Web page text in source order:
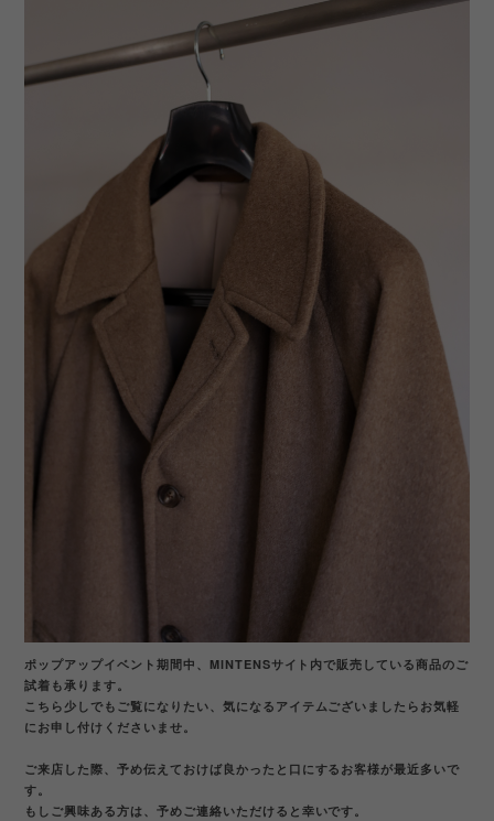
ポップアップイベント期間中、MINTENSサイト内で販売している商品のご
試着も承ります。
こちら少しでもご覧になりたい、気になるアイテムございましたらお気軽
にお申し付けくださいませ。
ご来店した際、予め伝えておけば良かったと口にするお客様が最近多いで
す。
もしご興味ある方は、予めご連絡いただけると幸いです。